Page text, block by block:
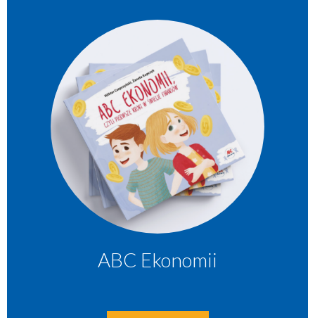
ABC Ekonomii